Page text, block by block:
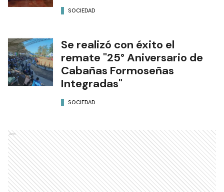
SOCIEDAD
Se realizó con éxito el
remate "25° Aniversario de
Cabañas Formoseñas
Integradas"
SOCIEDAD
Ads